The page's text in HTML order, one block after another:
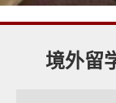
境外留